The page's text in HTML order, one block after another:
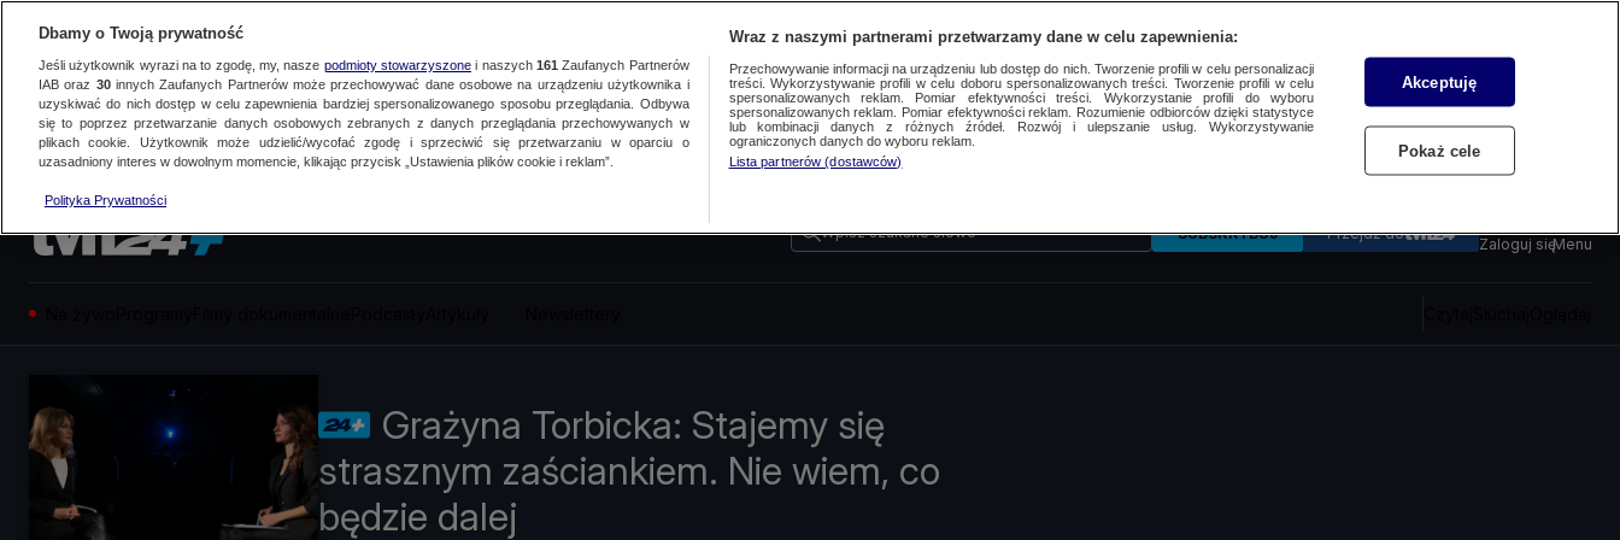
Wpisz szukane słowo SUBSKRYBUJ Przejdź do
Zaloguj sięMenu
Grażyna Torbicka: Stajemy się
strasznym zaściankiem. Nie wiem, co
będzie dalej
Dbamy o Twoją prywatność
Jeśli użytkownik wyrazi na to zgodę, my, nasze podmioty stowarzyszonei naszych 161 Zaufanych Partnerów
IAB oraz 30innych Zaufanych Partnerów może przechowywać dane osobowe na urządzeniu użytkownika i
uzyskiwać do nich dostęp w celu zapewnienia bardziej spersonalizowanego sposobu przeglądania. Odbywa
się to poprzez przetwarzanie danych osobowych zebranych z danych przeglądania przechowywanych w
plikach cookie. Użytkownik może udzielić/wycofać zgodę i sprzeciwić się przetwarzaniu w oparciu o
uzasadniony interes w dowolnym momencie, klikając przycisk „Ustawienia plików cookie i reklam”.
Polityka Prywatności
Wraz z naszymi partnerami przetwarzamy dane w celu zapewnienia:
Przechowywanie informacji na urządzeniu lub dostęp do nich. Tworzenie profili w celu personalizacji
treści. Wykorzystywanie profili w celu doboru spersonalizowanych treści. Tworzenie profili w celu
spersonalizowanych reklam. Pomiar efektywności treści. Wykorzystanie profili do wyboru
spersonalizowanych reklam. Pomiar efektywności reklam. Rozumienie odbiorców dzięki statystyce
lub kombinacji danych z różnych źródeł. Rozwój i ulepszanie usług. Wykorzystywanie
ograniczonych danych do wyboru reklam.
Lista partnerów (dostawców)
Akceptuję
Pokaż cele